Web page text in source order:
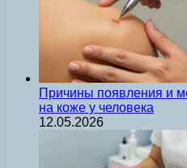
Причины появления и
на коже у человека
12.05.2026